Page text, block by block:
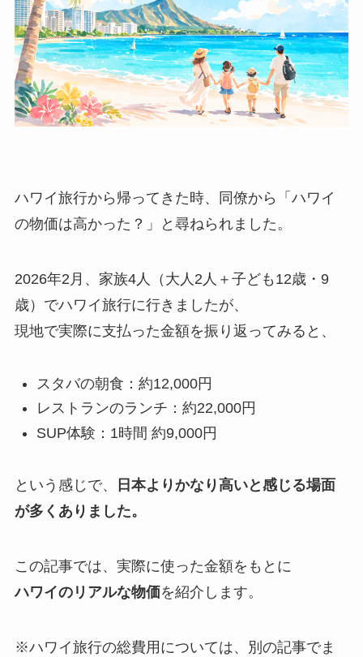
ハワイ旅行から帰ってきた時、同僚から「ハワイ
の物価は高かった？」と尋ねられました。
2026年2月、家族4人（大人2人＋子ども12歳・9
歳）でハワイ旅行に行きましたが、
現地で実際に支払った金額を振り返ってみると、
スタバの朝食：約12,000円
レストランのランチ：約22,000円
SUP体験：1時間 約9,000円
という感じで、
日本よりかなり高いと感じる場面
が多くありました。
この記事では、実際に使った金額をもとに
ハワイのリアルな物価を紹介します。
※ハワイ旅行の総費用については、別の記事でま